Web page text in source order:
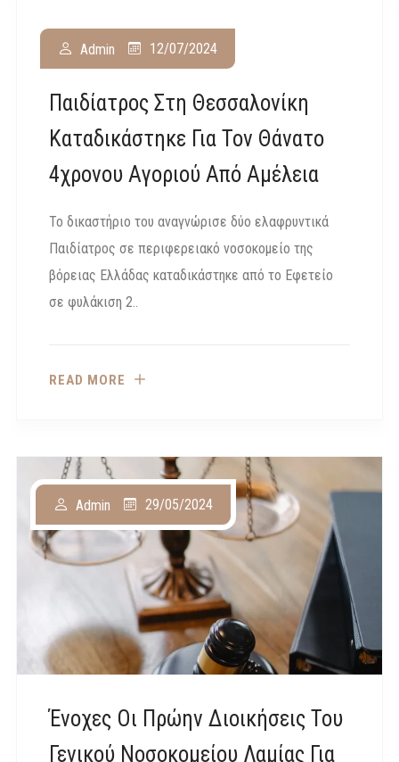
Παιδίατρος Στη Θεσσαλονίκη
Καταδικάστηκε Για Τον Θάνατο
4χρονου Αγοριού Από Αμέλεια
Admin 12/07/2024
Το δικαστήριο του αναγνώρισε δύο ελαφρυντικά
Παιδίατρος σε περιφερειακό νοσοκομείο της
βόρειας Ελλάδας καταδικάστηκε από το Εφετείο
σε φυλάκιση 2..
READ MORE
Ένοχες Οι Πρώην Διοικήσεις Του
Γενικού Νοσοκομείου Λαμίας Για
Admin 29/05/2024